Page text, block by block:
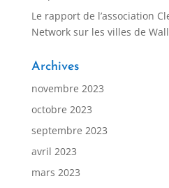
Le rapport de l’association
Network sur les villes de
Archives
novembre 2023
octobre 2023
septembre 2023
avril 2023
mars 2023